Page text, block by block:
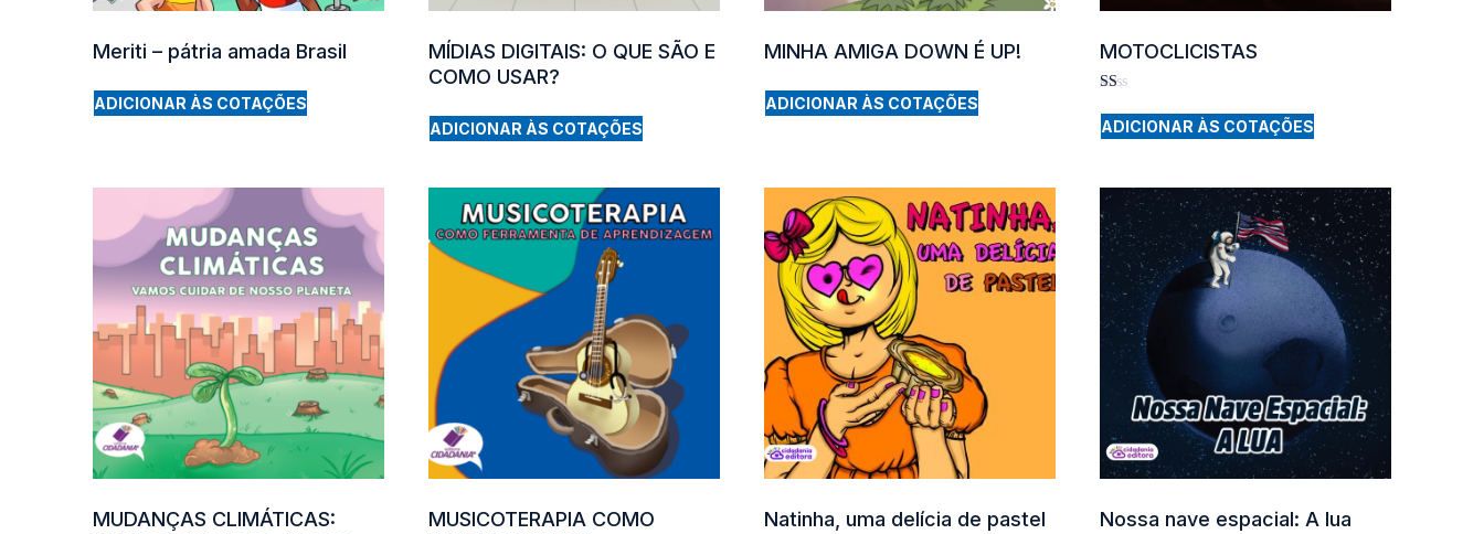
Meriti – pátria amada Brasil
ADICIONAR ÀS COTAÇÕES
MÍDIAS DIGITAIS: O QUE SÃO E
COMO USAR?
ADICIONAR ÀS COTAÇÕES
MINHA AMIGA DOWN É UP!
ADICIONAR ÀS COTAÇÕES
MOTOCLICISTAS
1.00
out
ADICIONAR ÀS COTAÇÕES
MUDANÇAS CLIMÁTICAS:
MUSICOTERAPIA COMO
Natinha, uma delícia de pastel Nossa nave espacial: A lua